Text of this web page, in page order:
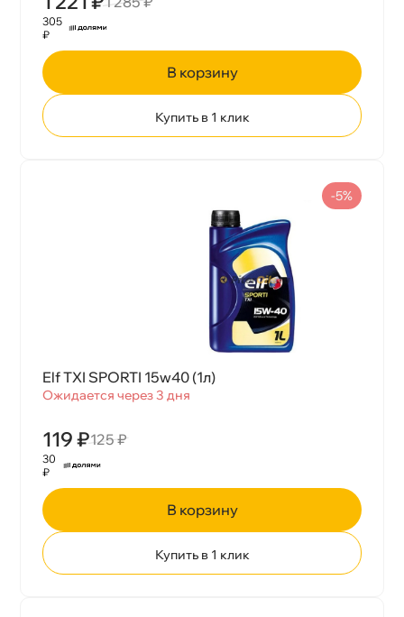
305
₽
корзину
Купить в 1 клик
Elf TXI SPORTI 15w40 (1л)
Ожидается через 3 дня
119 ₽125 ₽
-5%
30
₽
корзину
Купить в 1 клик